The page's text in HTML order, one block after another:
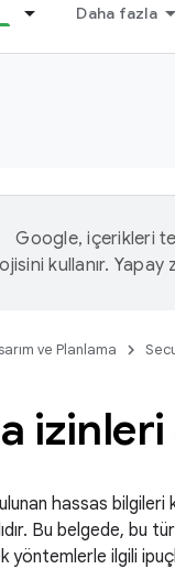
Daha fazla
Google, içerikleri
kullanır.
ve Planlama
hassas bilgileri
Bu belgede, bu
yöntemlerle ilgili